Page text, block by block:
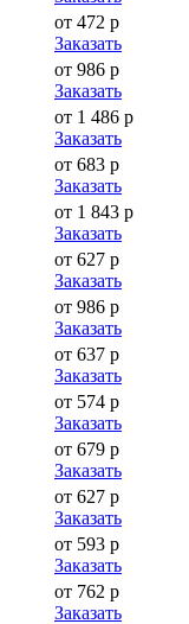
от 472 р
Заказать
от 986 р
Заказать
от 1 486 р
Заказать
от 683 р
Заказать
от 1 843 р
Заказать
от 627 р
Заказать
от 986 р
Заказать
от 637 р
Заказать
от 574 р
Заказать
от 679 р
Заказать
от 627 р
Заказать
от 593 р
Заказать
от 762 р
Заказать